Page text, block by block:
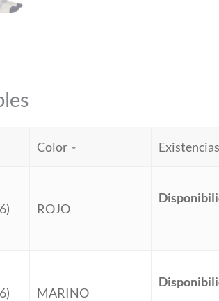
Color Existencias
ROJO
MARINO